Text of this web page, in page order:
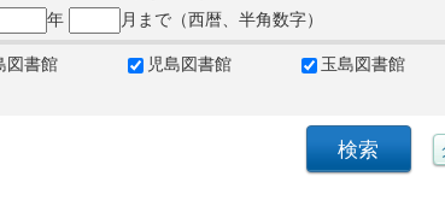
年 月まで（西暦、半角数字）
図書館 児島図書館 玉島図書館